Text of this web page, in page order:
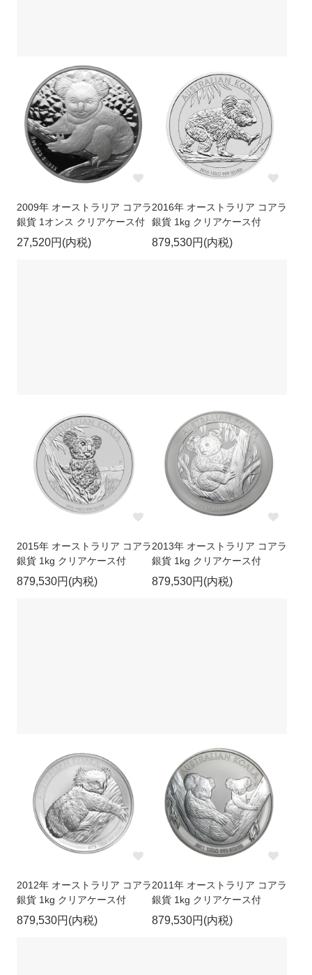
2009年 オーストラリア コアラ
銀貨 1オンス クリアケース付
27,520円(内税)
2016年 オーストラリア コアラ
銀貨 1kg クリアケース付
879,530円(内税)
2015年 オーストラリア コアラ
銀貨 1kg クリアケース付
879,530円(内税)
2013年 オーストラリア コアラ
銀貨 1kg クリアケース付
879,530円(内税)
2012年 オーストラリア コアラ
銀貨 1kg クリアケース付
879,530円(内税)
2011年 オーストラリア コアラ
銀貨 1kg クリアケース付
879,530円(内税)